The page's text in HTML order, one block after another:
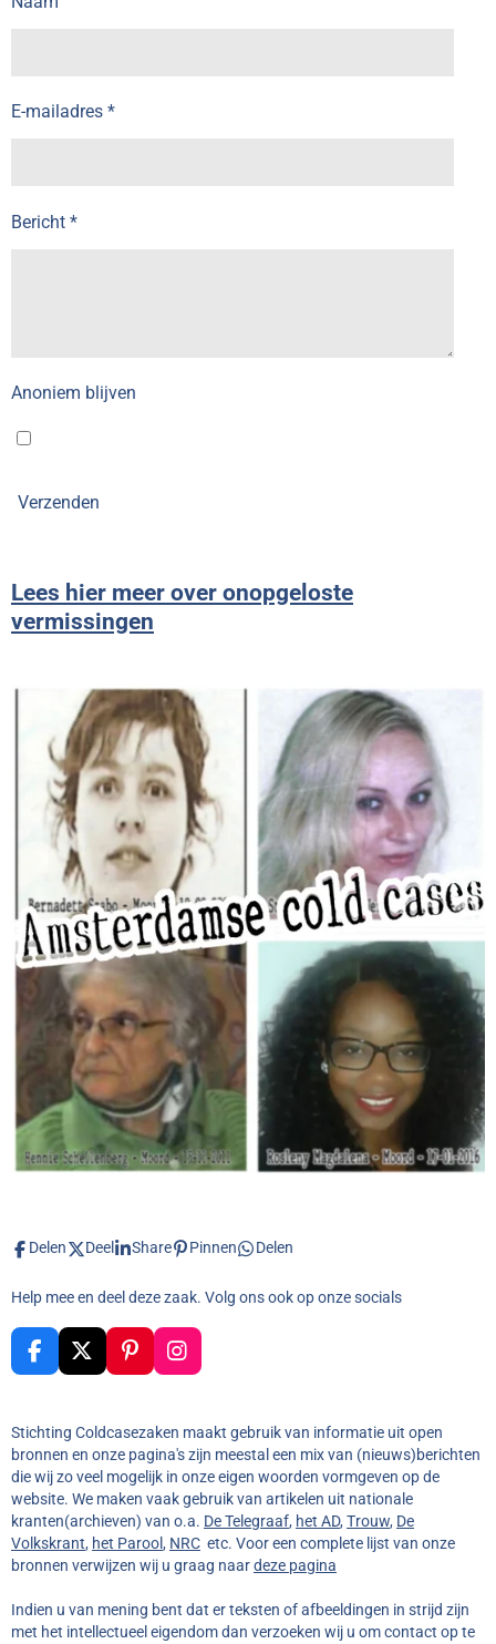
E-mailadres *
Bericht *
Anoniem blijven
Verzenden
Lees hier meer over onopgeloste
vermissingen
Delen Deel Share Pinnen Delen
Help mee en deel deze zaak. Volg ons ook op onze socials
F
a
e
b
o
o
k
X
P
i
e
r
e
s
t
I
n
a
g
r
a
m
Stichting Coldcasezaken maakt gebruik van informatie uit open
bronnen en onze pagina's zijn meestal een mix van (nieuws)berichten
die wij zo veel mogelijk in onze eigen woorden vormgeven op de
website. We maken vaak gebruik van artikelen uit nationale
kranten(archieven) van o.a. De Telegraaf, het AD, Trouw, De
Volkskrant, het Parool, NRC etc. Voor een complete lijst van onze
bronnen verwijzen wij u graag naardeze pagina
Indien u van mening bent dat er teksten of afbeeldingen in strijd zijn
met het intellectueel eigendom dan verzoeken wij u om contact op te